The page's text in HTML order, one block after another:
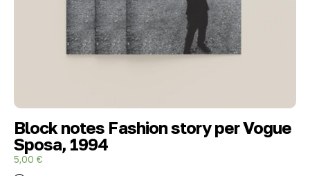
Block notes Fashion story per Vogue
Sposa, 1994
5,00 €